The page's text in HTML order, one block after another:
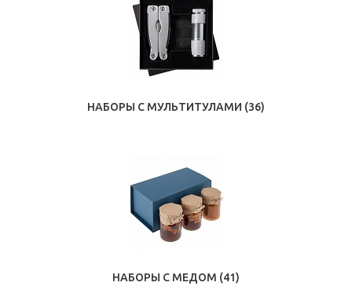
НАБОРЫ С МУЛЬТИТУЛАМИ (36)
НАБОРЫ С МЕДОМ (41)